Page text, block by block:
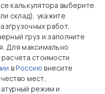
калькулятора выберите
склад), укажите
работ,
груз и заполните
Для максимально
стоимости
вРоссию внесите
мест,
режим и